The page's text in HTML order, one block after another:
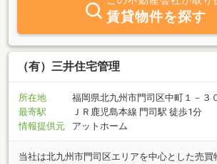
賃貸物件を探す
（有）三井住宅管理
所在地
福岡県北九州市門司区中町１－３
最寄駅
ＪＲ鹿児島本線 門司駅 徒歩1分
情報提供元
アットホーム
当社は北九州市門司区エリアを中心とした売買